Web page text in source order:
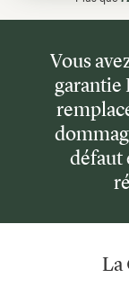
Vous
garantie
défaut
La